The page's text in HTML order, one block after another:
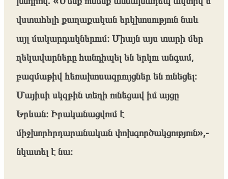
վստահելի քաղաքական երկխոսություն նաև
այլ մակարդակներում։ Միայն այս տարի մեր
ղեկավարները հանդիպել են երկու անգամ,
բազմաթիվ հեռախոսազրույցներ են ունեցել։
Մայիսի սկզբին տեղի ունեցավ իմ այցը
Երևան։ Իրականացվում է
միջխորհրդարանական փոխգործակցություն»,-
նկատել է նա։